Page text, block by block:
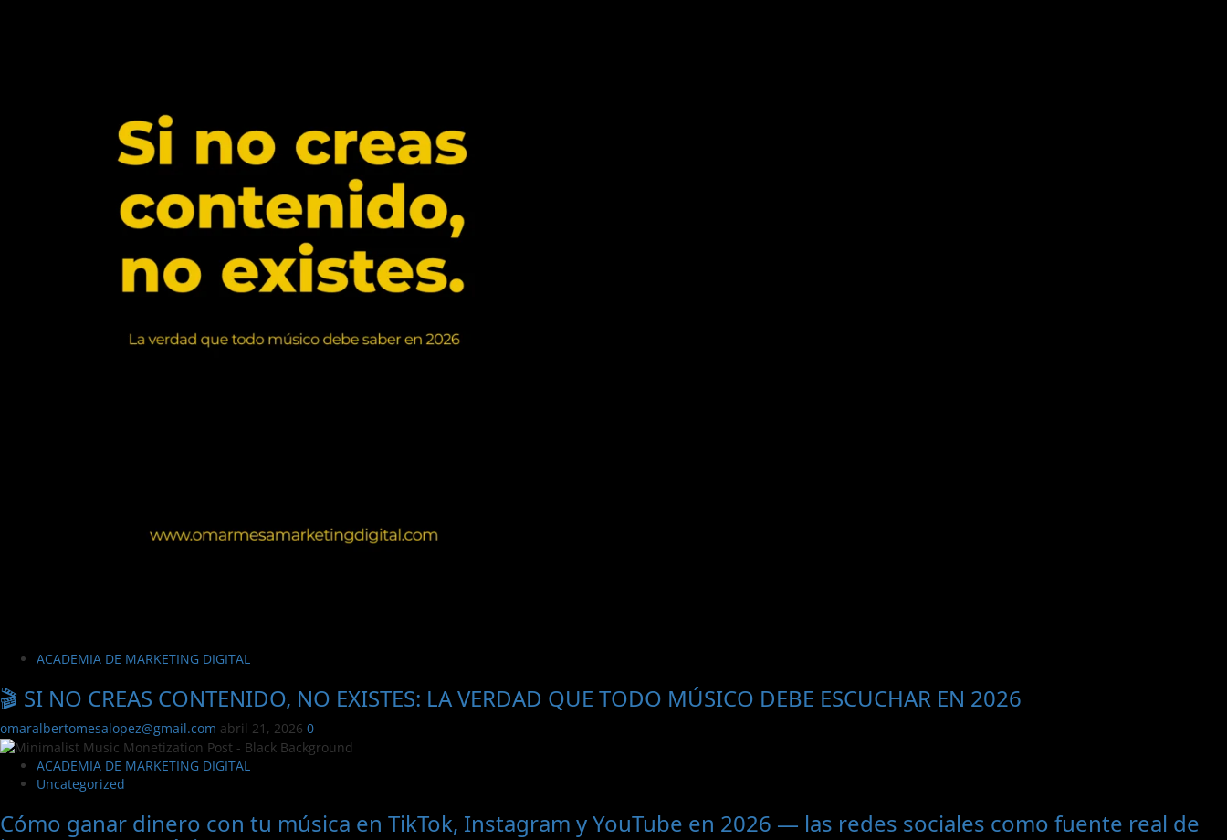
ACADEMIA DE MARKETING DIGITAL
🎬 SI NO CREAS CONTENIDO, NO EXISTES: LA VERDAD QUE TODO MÚSICO DEBE ESCUCHAR EN 2026
omaralbertomesalopez@gmail.com abril 21, 2026 0
ACADEMIA DE MARKETING DIGITAL
Uncategorized
Cómo ganar dinero con tu música en TikTok, Instagram y YouTube en 2026 — las redes sociales como fuente real de